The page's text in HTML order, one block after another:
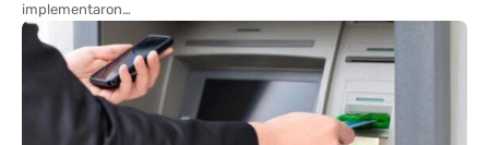
implementaron…